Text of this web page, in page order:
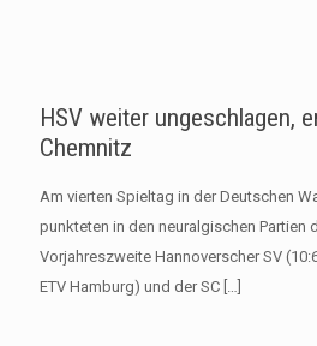
HSV weiter ungeschlagen,
Chemnitz
Am vierten Spieltag in der Deutschen
punkteten in den neuralgischen Partien
Vorjahreszweite Hannoverscher SV
ETV Hamburg) und der SC […]